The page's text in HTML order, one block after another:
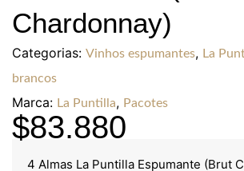
Chardonnay)
Categorias: Vinhos espumantes, La
brancos
Marca: La Puntilla, Pacotes
$83.880
4 Almas La Puntilla Espumante (Brut